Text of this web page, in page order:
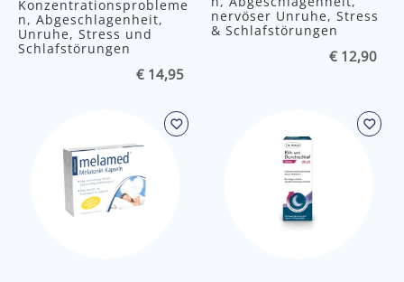
Konzentrationsprobleme
n, Abgeschlagenheit,
Unruhe, Stress und
Schlafstörungen
€ 14,95
nervöser Unruhe, Stress
& Schlafstörungen
€ 12,90